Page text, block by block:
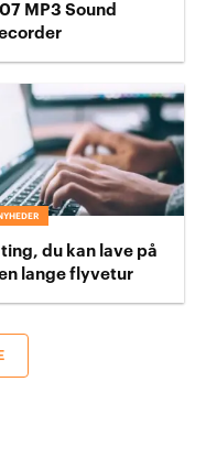
MP3 Sound
du kan lave på
lange flyvetur